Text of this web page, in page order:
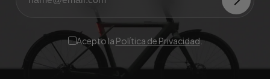
Acepto la Política de Privacidad.